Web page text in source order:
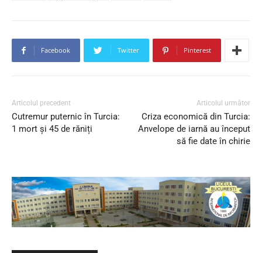
Facebook Twitter Pinterest
Articolul precedent
Cutremur puternic în Turcia:
1 mort și 45 de răniți
Articolul următor
Criza economică din Turcia:
Anvelope de iarnă au început
să fie date în chirie